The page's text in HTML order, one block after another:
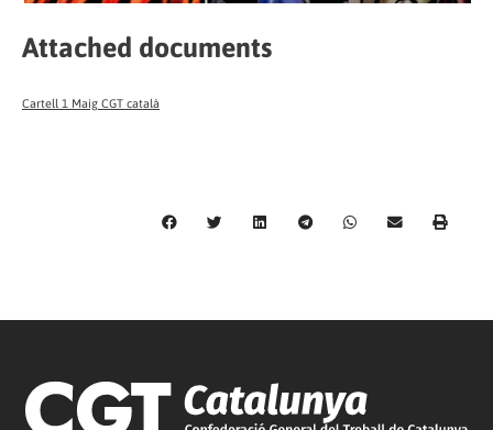
Attached documents
Cartell 1 Maig CGT català